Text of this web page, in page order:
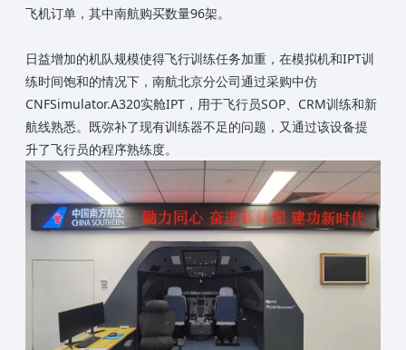
飞机订单，其中南航购买数量96架。
日益增加的机队规模使得飞行训练任务加重，在模拟机和IPT训
练时间饱和的情况下，南航北京分公司通过采购中仿
CNFSimulator.A320实舱IPT，用于飞行员SOP、CRM训练和新
航线熟悉。既弥补了现有训练器不足的问题，又通过该设备提
升了飞行员的程序熟练度。